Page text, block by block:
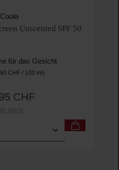
Coola
Unscented SPF 50
für das Gesicht
CHF / 100 ml)
Regulärer Preis:
CHF
MwSt
den gewünschten Wert